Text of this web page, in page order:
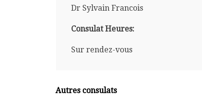
Dr Sylvain Francois
Consulat Heures:
Sur rendez-vous
Autres consulats